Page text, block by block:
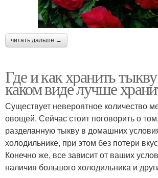
читать дальше →
Где и как хранить
каком виде лучше
Существует невероятное количество
овощей. Сейчас стоит поговорить о
разделанную тыкву в домашних
холодильнике, при этом без потери
Конечно же, все зависит от ваших
наличия большого холодильника и